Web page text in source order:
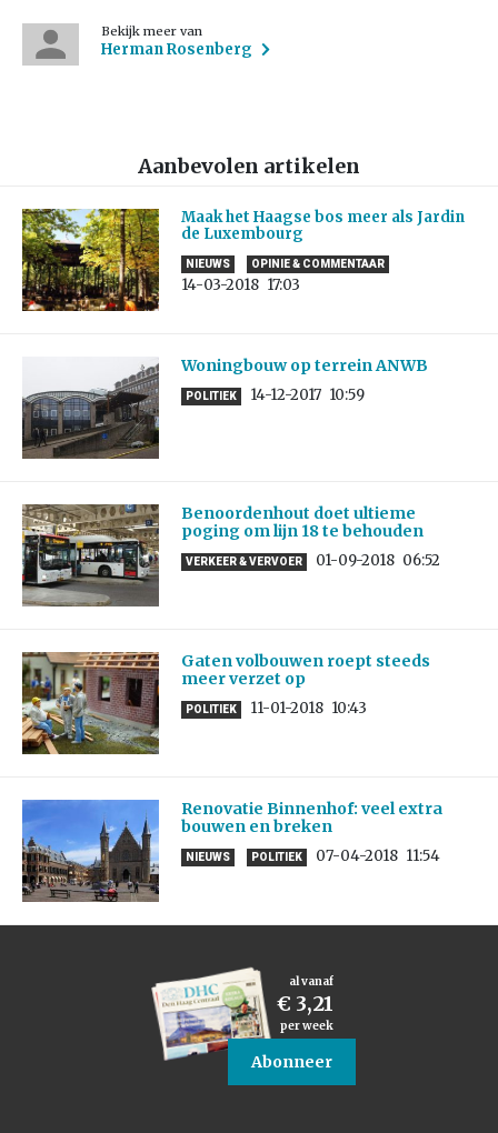
Bekijk meer van
Herman Rosenberg
Aanbevolen artikelen
Maak het Haagse bos meer als Jardin
de Luxembourg
NIEUWS OPINIE & COMMENTAAR
14-03-2018 17:03
Woningbouw op terrein ANWB
POLITIEK 14-12-2017 10:59
Benoordenhout doet ultieme
poging om lijn 18 te behouden
VERKEER & VERVOER 01-09-2018 06:52
Gaten volbouwen roept steeds
meer verzet op
POLITIEK 11-01-2018 10:43
Renovatie Binnenhof: veel extra
bouwen en breken
NIEUWS POLITIEK 07-04-2018 11:54
al vanaf
€ 3,21
per week
Abonneer